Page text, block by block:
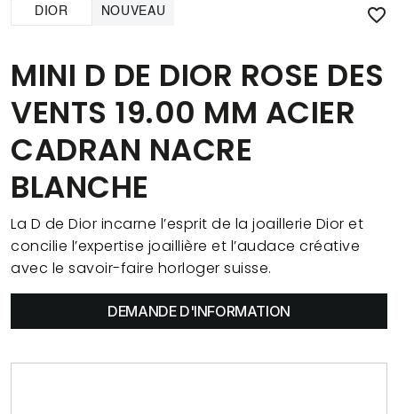
DIOR NOUVEAU 
MINI D DE DIOR ROSE DES
VENTS 19.00 MM ACIER
CADRAN NACRE
BLANCHE
La D de Dior incarne l’esprit de la joaillerie Dior et
concilie l’expertise joaillière et l’audace créative
avec le savoir-faire horloger suisse.
DEMANDE D'INFORMATION